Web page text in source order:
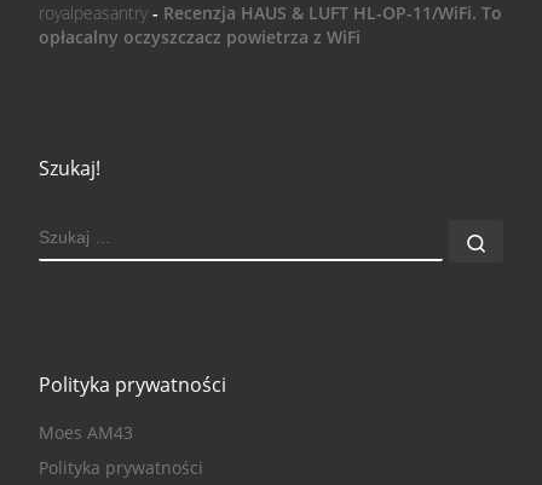
royalpeasantry- Recenzja HAUS & LUFT HL-OP-11/WiFi. To
opłacalny oczyszczacz powietrza z WiFi
Szukaj!
SZUKAJ
Polityka prywatności
Moes AM43
Polityka prywatności